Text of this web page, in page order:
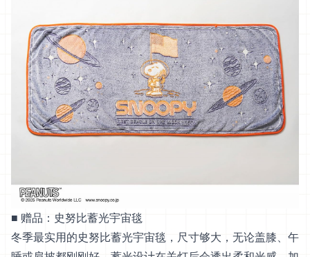
■ 赠品：史努比蓄光宇宙毯
冬季最实用的史努比蓄光宇宙毯，尺寸够大，无论盖膝、午